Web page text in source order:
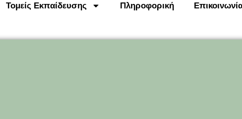
Τομείς Εκπαίδευσης Πληροφορική